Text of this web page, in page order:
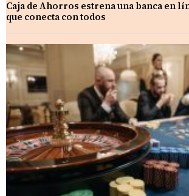
Caja de Ahorros estrena una banca en
que conecta con todos